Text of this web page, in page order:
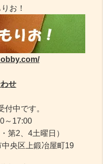
お！
せ
付中です。
～17:00
第2、4土曜日）
央区上鍛冶屋町19